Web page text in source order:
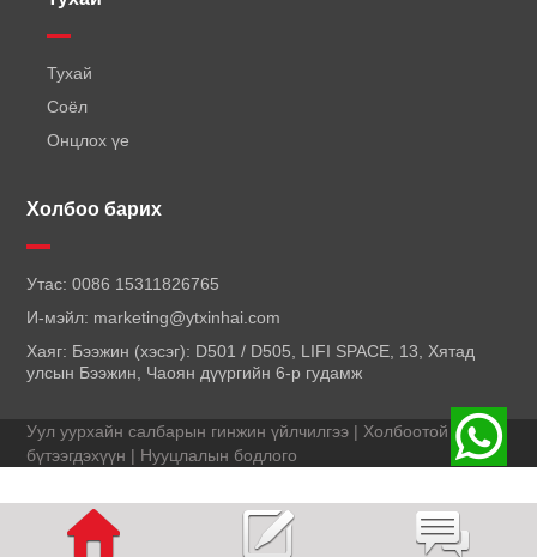
Тухай
Соёл
Онцлох үе
Холбоо барих
Утас:0086 15311826765
И-мэйл: marketing@ytxinhai.com
Хаяг: Бээжин (хэсэг): D501 / D505, LIFI SPACE, 13, Хятад
улсын Бээжин, Чаоян дүүргийн 6-р гудамж
Уул уурхайн салбарын гинжин үйлчилгээ | Холбоотой
бүтээгдэхүүн | Нууцлалын бодлого